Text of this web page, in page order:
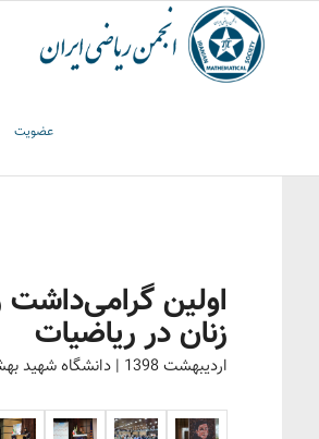
عضویت
اولین گرامی‌داشت
زنان در ریاضیات
اردیبهشت 1398 | دانشگاه شهید بهشتی